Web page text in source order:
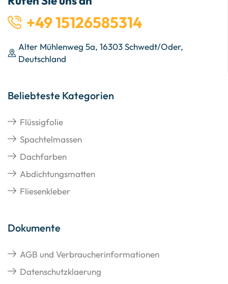
+49 15126585314
Alter Mühlenweg 5a, 16303 Schwedt/Oder,
Deutschland
Beliebteste Kategorien
Flüssigfolie
Spachtelmassen
Dachfarben
Abdichtungsmatten
Fliesenkleber
Dokumente
AGB und Verbraucherinformationen
Datenschutzklaerung